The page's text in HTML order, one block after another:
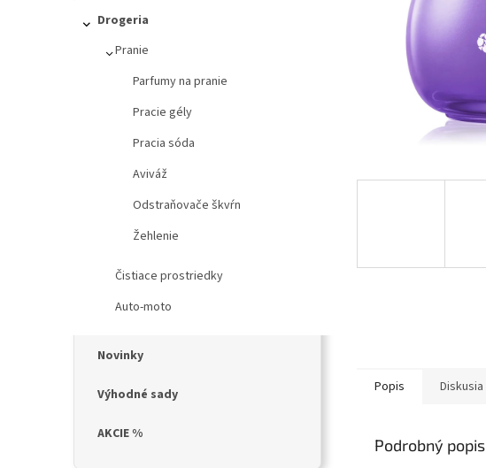
Drogeria
Pranie
Parfumy na pranie
Pracie gély
Pracia sóda
Aviváž
Odstraňovače škvŕn
Žehlenie
Čistiace prostriedky
Auto-moto
Novinky
Výhodné sady
AKCIE %
Popis Diskusia
Podrobný popis